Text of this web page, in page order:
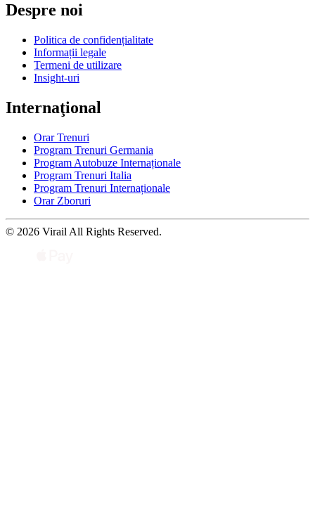
Despre noi
Politica de confidențialitate
Informații legale
Termeni de utilizare
Insight-uri
Internaţional
Orar Trenuri
Program Trenuri Germania
Program Autobuze Internaționale
Program Trenuri Italia
Program Trenuri Internaționale
Orar Zboruri
© 2026 Virail All Rights Reserved.